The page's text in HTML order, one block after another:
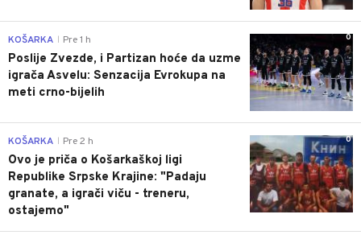
0
KOŠARKA Pre 1 h
Poslije Zvezde, i Partizan hoće da uzme
igrača Asvelu: Senzacija Evrokupa na
meti crno-bijelih
0
KOŠARKA Pre 2 h
Ovo je priča o Košarkaškoj ligi
Republike Srpske Krajine: "Padaju
granate, a igrači viču - treneru,
ostajemo"